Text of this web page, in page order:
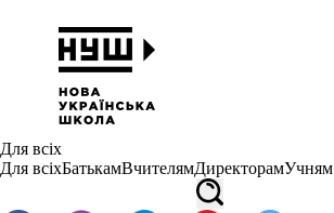
Для всіх
Для всіхБатькамВчителямДиректорамУчням